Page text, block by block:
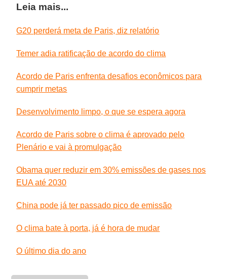
Leia mais...
G20 perderá meta de Paris, diz relatório
Temer adia ratificação de acordo do clima
Acordo de Paris enfrenta desafios econômicos para
cumprir metas
Desenvolvimento limpo, o que se espera agora
Acordo de Paris sobre o clima é aprovado pelo
Plenário e vai à promulgação
Obama quer reduzir em 30% emissões de gases nos
EUA até 2030
China pode já ter passado pico de emissão
O clima bate à porta, já é hora de mudar
O último dia do ano